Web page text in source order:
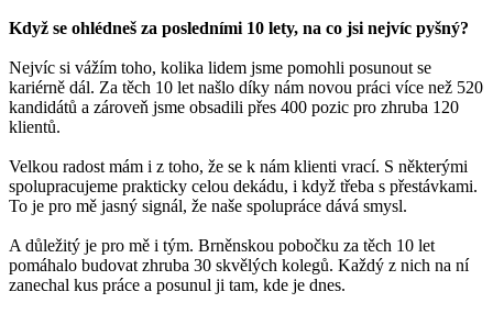
Když se ohlédneš za posledními 10 lety, na co jsi nejvíc pyšný?
Nejvíc si vážím toho, kolika lidem jsme pomohli posunout se
kariérně dál. Za těch 10 let našlo díky nám novou práci více než 520
kandidátů a zároveň jsme obsadili přes 400 pozic pro zhruba 120
klientů.
Velkou radost mám i z toho, že se k nám klienti vrací. S některými
spolupracujeme prakticky celou dekádu, i když třeba s přestávkami.
To je pro mě jasný signál, že naše spolupráce dává smysl.
A důležitý je pro mě i tým. Brněnskou pobočku za těch 10 let
pomáhalo budovat zhruba 30 skvělých kolegů. Každý z nich na ní
zanechal kus práce a posunul ji tam, kde je dnes.